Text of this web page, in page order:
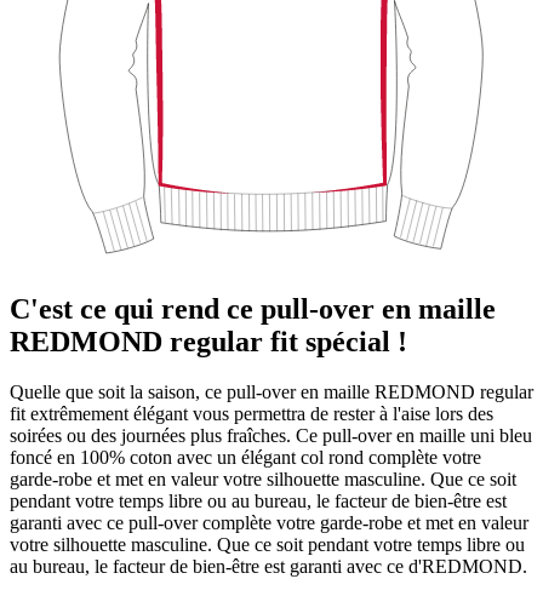
C'est ce qui rend ce pull-over en maille
REDMOND regular fit spécial !
Quelle que soit la saison, ce pull-over en maille REDMOND regular
fit extrêmement élégant vous permettra de rester à l'aise lors des
soirées ou des journées plus fraîches. Ce pull-over en maille uni bleu
foncé en 100% coton avec un élégant col rond complète votre
garde-robe et met en valeur votre silhouette masculine. Que ce soit
pendant votre temps libre ou au bureau, le facteur de bien-être est
garanti avec ce pull-over complète votre garde-robe et met en valeur
votre silhouette masculine. Que ce soit pendant votre temps libre ou
au bureau, le facteur de bien-être est garanti avec ce d'REDMOND.